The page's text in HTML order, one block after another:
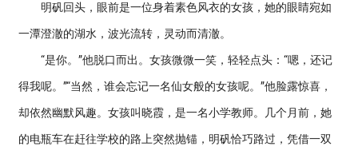
明矾回头，眼前是一位身着素色风衣的女孩，她的眼睛宛如
一潭澄澈的湖水，波光流转，灵动而清澈。
“是你。”他脱口而出。女孩微微一笑，轻轻点头：“嗯，还记
得我呢。”“当然，谁会忘记一名仙女般的女孩呢。”他脸露惊喜，
却依然幽默风趣。女孩叫晓霞，是一名小学教师。几个月前，她
的电瓶车在赶往学校的路上突然抛锚，明矾恰巧路过，凭借一双